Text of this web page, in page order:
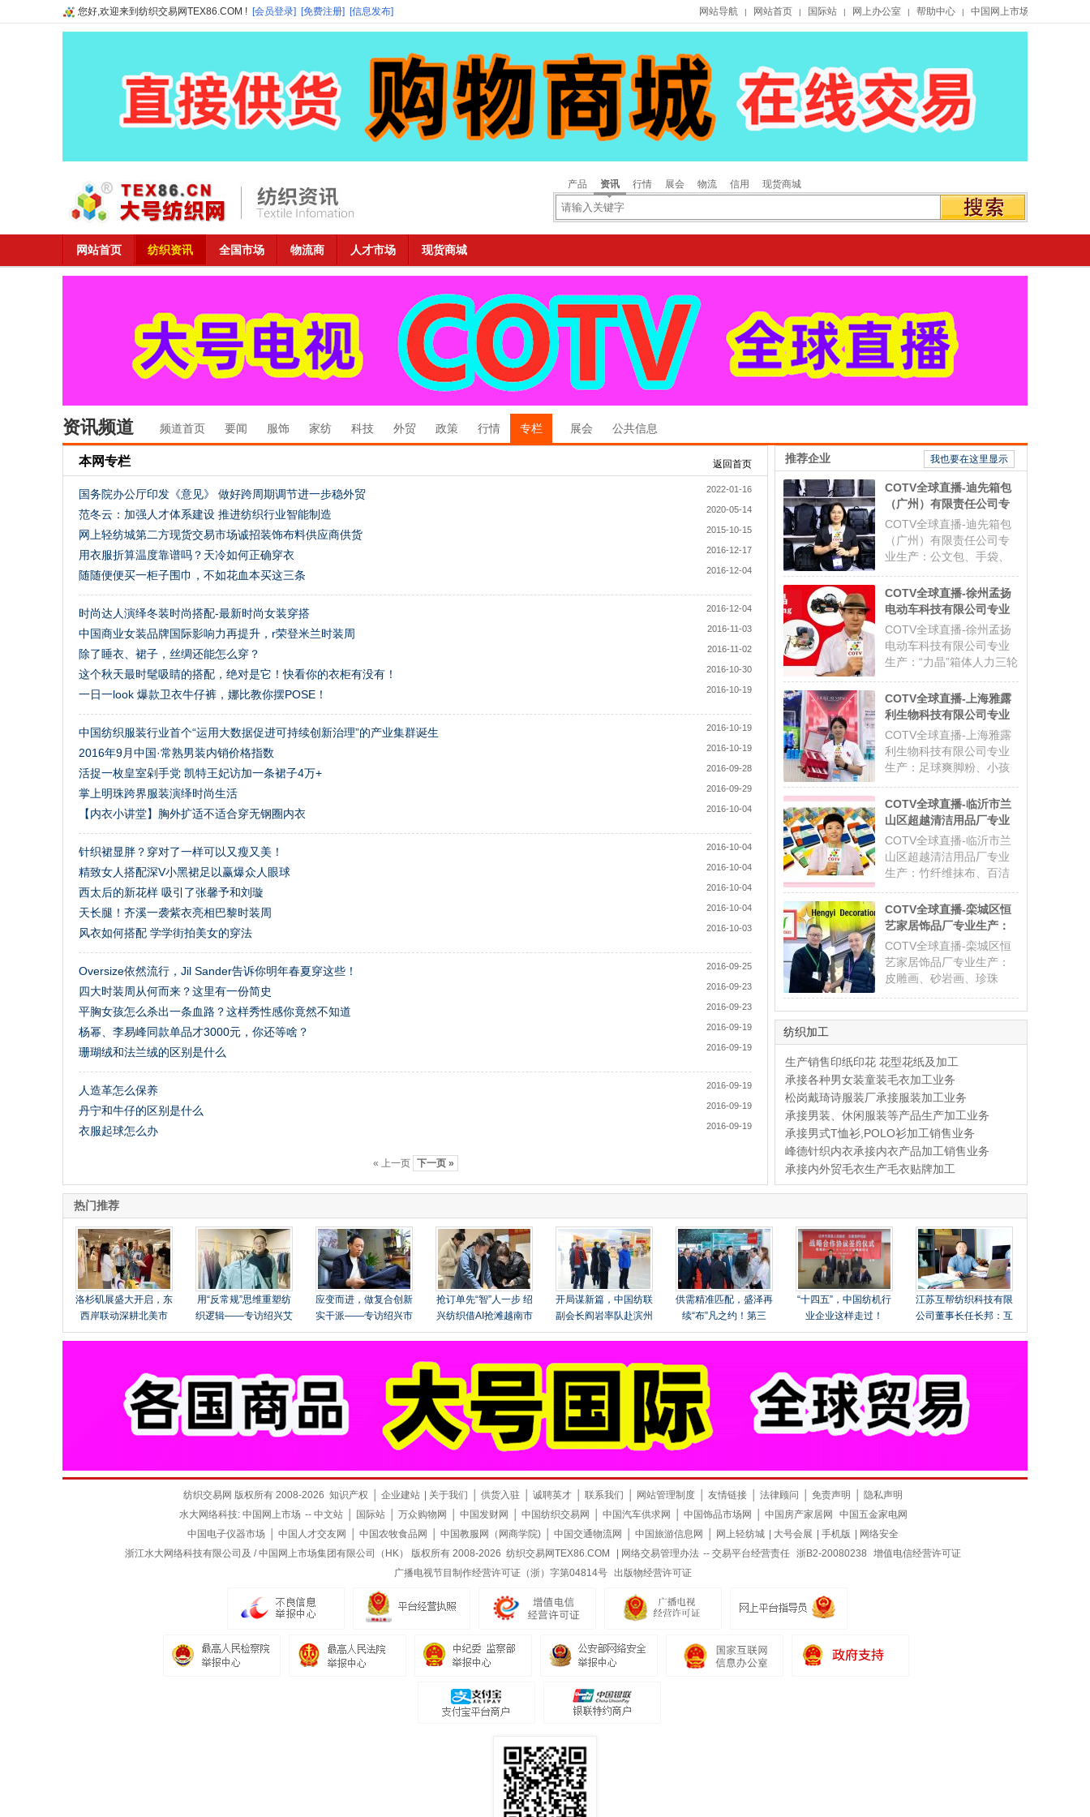
您好,欢迎来到纺织交易网TEX86.COM ! [会员登录] [免费注册] [信息发布] 网站导航 | 网站首页 | 国际站 | 网上办公室 | 帮助中心 | 中国网上市场
产品 资讯 行情 展会 物流 信用 现货商城
网站首页 纺织资讯 全国市场 物流商 人才市场 现货商城
资讯频道 频道首页 要闻 服饰 家纺 科技 外贸 政策 行情 专栏 展会 公共信息
返回首页
本网专栏
2022-01-16
国务院办公厅印发《意见》 做好跨周期调节进一步稳外贸
2020-05-14
范冬云：加强人才体系建设 推进纺织行业智能制造
2015-10-15
网上轻纺城第二方现货交易市场诚招装饰布料供应商供货
2016-12-17
用衣服折算温度靠谱吗？天冷如何正确穿衣
2016-12-04
随随便便买一柜子围巾，不如花血本买这三条
2016-12-04
时尚达人演绎冬装时尚搭配-最新时尚女装穿搭
2016-11-03
中国商业女装品牌国际影响力再提升，r荣登米兰时装周
2016-11-02
除了睡衣、裙子，丝绸还能怎么穿？
2016-10-30
这个秋天最时髦吸睛的搭配，绝对是它！快看你的衣柜有没有！
2016-10-19
一日一look 爆款卫衣牛仔裤，娜比教你摆POSE！
2016-10-19
中国纺织服装行业首个“运用大数据促进可持续创新治理”的产业集群诞生
2016-10-19
2016年9月中国·常熟男装内销价格指数
2016-09-28
活捉一枚皇室剁手党 凯特王妃访加一条裙子4万+
2016-09-29
掌上明珠跨界服装演绎时尚生活
2016-10-04
【内衣小讲堂】胸外扩适不适合穿无钢圈内衣
2016-10-04
针织裙显胖？穿对了一样可以又瘦又美！
2016-10-04
精致女人搭配深V小黑裙足以赢爆众人眼球
2016-10-04
西太后的新花样 吸引了张馨予和刘璇
2016-10-04
天长腿！齐溪一袭紫衣亮相巴黎时装周
2016-10-03
风衣如何搭配 学学街拍美女的穿法
2016-09-25
Oversize依然流行，Jil Sander告诉你明年春夏穿这些！
2016-09-23
四大时装周从何而来？这里有一份简史
2016-09-23
平胸女孩怎么杀出一条血路？这样秀性感你竟然不知道
2016-09-19
杨幂、李易峰同款单品才3000元，你还等啥？
2016-09-19
珊瑚绒和法兰绒的区别是什么
2016-09-19
人造革怎么保养
2016-09-19
丹宁和牛仔的区别是什么
2016-09-19
衣服起球怎么办
« 上一页 下一页 »
Showing1to28of153results
我也要在这里显示
推荐企业
COTV全球直播-迪先箱包
（广州）有限责任公司专
业生产公文包、手袋、双
肩背包、收纳包、斜挎
包、文件夹、汽车资料包
迎大家光临！
COTV全球直播-迪先箱包
（广州）有限责任公司专
业生产：公文包、手袋、
包、文件夹、汽车资料包
等各种款式箱包产品；设
计创新、制作精美、款式
多样，现货供应并承接国
内外订单业务，联系电
话：0086-
18027210969，总
COTV全球直播-徐州孟扬
电动车科技有限公司专业
生产：“力晶”箱体人力三
轮车改装电机专利产品及
太阳能充电器、充电板等
样，欢迎全球新老客户前
来洽谈采购！欢迎大家光
临！
COTV全球直播-徐州孟扬
电动车科技有限公司专业
生产：“力晶”箱体人力三轮
阳能充电器、充电板等产
品；设计创新、匠心制
造、质量稳定、款式多
样，欢迎全球新老客户前
来洽谈采购！联系电话：
0086-18361735310,总经
COTV全球直播-上海雅露
利生物科技有限公司专业
生产：足球爽脚粉、小孩
爽身粉、多肽蚕丝胶原植
萃精华水、多肽蜂蜜胶原
产品，源头工厂，欢迎大
家光临！
COTV全球直播-上海雅露
利生物科技有限公司专业
生产：足球爽脚粉、小孩
萃精华水、多肽蜂蜜胶原
系列眼霜等系列美容健康
产品，源头工厂，现货供
应并承接国内外订单，联
系电话：0086-
18621801176，董事长孙
自飞、总经
COTV全球直播-临沂市兰
山区超越清洁用品厂专业
生产：竹纤维抹布、百洁
布+清洁球、清洁海绵块、
擦车巾、元宝巾+清洁球、
用品，欢迎大家光临！
COTV全球直播-临沂市兰
山区超越清洁用品厂专业
生产：竹纤维抹布、百洁
擦车巾、元宝巾+清洁球、
刷洗块、清洁抺布等清洁
用品，联系电话：
18769931105、
18940202188,总经理张广
越欢迎大家光临！
COTV全球直播-栾城区恒
艺家居饰品厂专业生产：
皮雕画、砂岩画、珍珠
画、组合画、法式中古风
装饰画等工艺饰品，源头
COTV全球直播-栾城区恒
艺家居饰品厂专业生产：
皮雕画、砂岩画、珍珠
装饰画，源头工厂，地
街88号，联系电话：0086-
15100316635，总经理张
俊志欢迎大家光临！
纺织加工
生产销售印纸印花 花型花纸及加工
承接各种男女装童装毛衣加工业务
松岗戴琦诗服装厂承接服装加工业务
承接男装、休闲服装等产品生产加工业务
承接男式T恤衫,POLO衫加工销售业务
峰德针织内衣承接内衣产品加工销售业务
承接内外贸毛衣生产毛衣贴牌加工
热门推荐
洛杉矶展盛大开启，东
西岸联动深耕北美市
场！
用“反常规”思维重塑纺
织逻辑——专访绍兴艾
法纺织品有限公司总经
应变而进，做复合创新
实干派——专访绍兴市
柯桥区华舍政伟纺织品
抢订单先“智”人一步 绍
兴纺织借AI抢滩越南市
场
开局谋新篇，中国纺联
副会长阎岩率队赴滨州
开展“绿色、健康”专题
供需精准匹配，盛泽再
续“布”凡之约！第三
届“中国（盛泽）服装
会”圆满收官
“十四五”，中国纺机行
业企业这样走过！
江苏互帮纺织科技有限
公司董事长任长邦：互
帮互助，打造国产莱赛
纺织交易网 版权所有 2008-2026 知识产权 企业建站 关于我们 供货入驻 诚聘英才 联系我们 网站管理制度 友情链接 法律顾问 免责声明
隐私声明
水大网络科技: 中国网上市场 -- 中文站 国际站 万众购物网 中国发财网 中国纺织交易网 中国汽车供求网 中国饰品市场网 中国房产家居网
中国五金家电网
中国电子仪器市场
中国人才交友网 中国农牧食品网 中国教服网（网商学院) 中国交通物流网 中国旅游信息网 网上轻纺城 大号会展 手机版
网络安全
浙江水大网络科技有限公司及 / 中国网上市场集团有限公司（HK） 版权所有 2008-2026 纺织交易网TEX86.COM 网络交易管理办法 -- 交易平台经营责任 浙B2-20080238
增值电信经营许可证
广播电视节目制作经营许可证（浙）字第04814号 出版物经营许可证